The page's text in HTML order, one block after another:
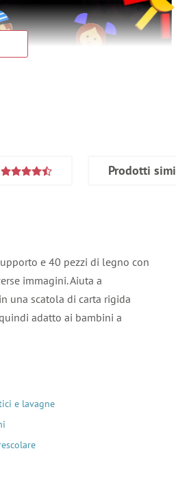
Prodotti
e 40 pezzi di legno con
immagini. Aiuta a
una scatola di carta rigida
adatto ai bambini a
e lavagne